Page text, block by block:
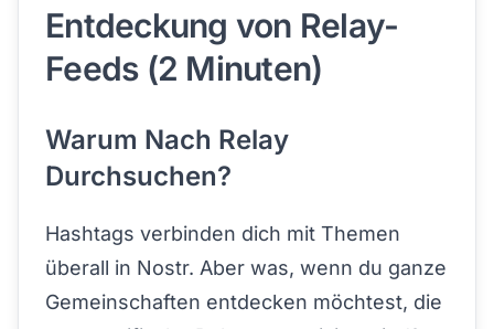
Entdeckung von Relay-
Feeds (2 Minuten)
Warum Nach Relay
Durchsuchen?
Hashtags verbinden dich mit Themen
überall in Nostr. Aber was, wenn du ganze
Gemeinschaften entdecken möchtest, die